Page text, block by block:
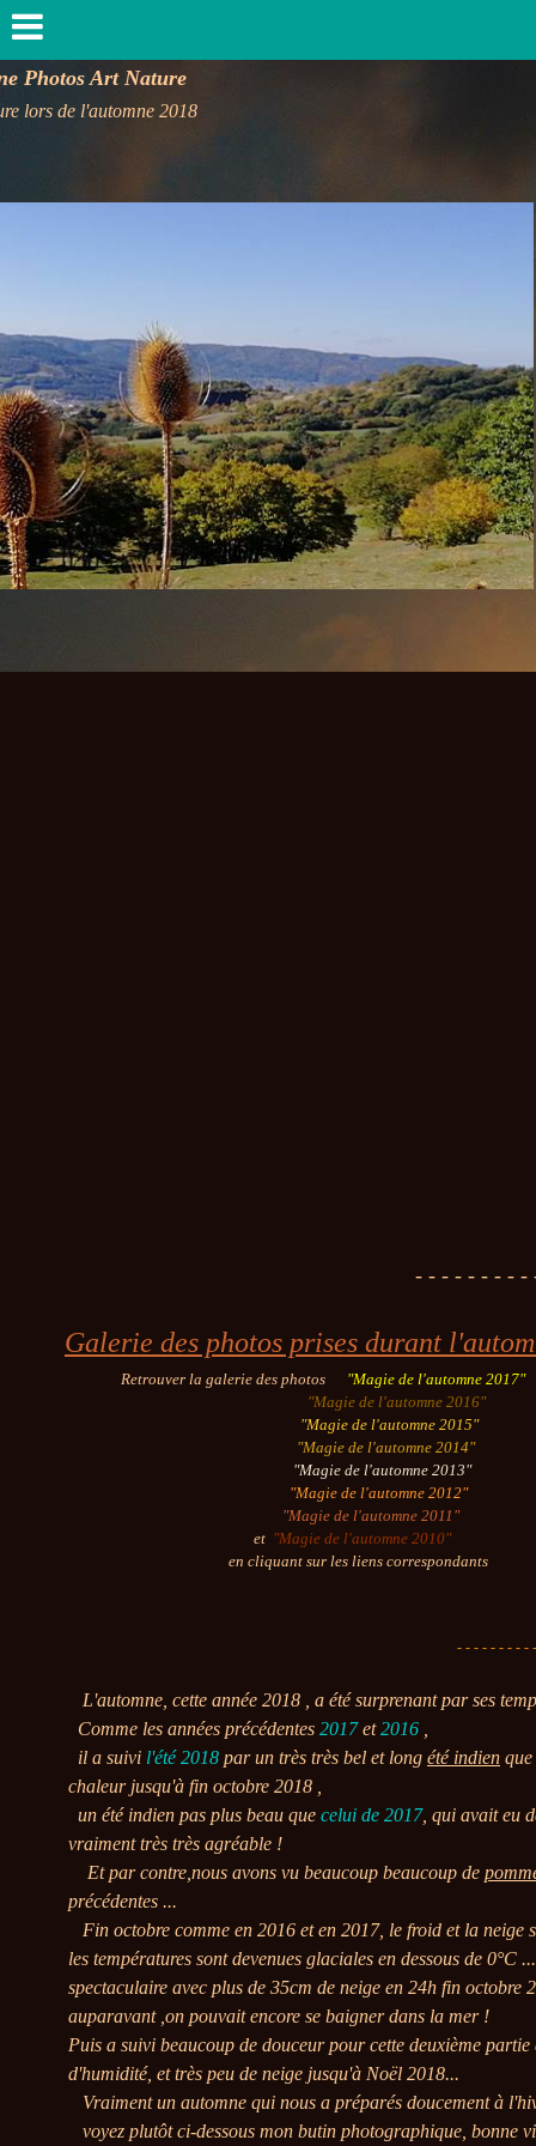
Photos Art Nature
lors de l'automne 2018
- - - - - - - - -
Galerie des photos prises durant
Retrouver la galerie des photos
"Magie de l'automne 2017"
"Magie de l'automne 2016"
"Magie de l'automne 2015"
"Magie de l'automne 2014"
"Magie de l'automne 2013"
"Magie de l'automne 2012"
"Magie de l'automne 2011"
et "Magie de l'automne 2010"
en cliquant sur les liens correspondants
- - - - - - - - - -
L'automne, cette année 2018 , a été surprenant par ses
Comme les années précédentes 2017et2016
il a suivi l'été 2018 par un très très bel et long été indien
chaleur jusqu'à fin octobre 2018 ,
un été indien pas plus beau que celui de 2017, qui avait eu
vraiment très très agréable !
Et par contre,nous avons vu beaucoup beaucoup de
précédentes ...
Fin octobre comme en 2016 et en 2017, le froid et la neige
les températures sont devenues glaciales en dessous de
spectaculaire avec plus de 35cm de neige en 24h fin
auparavant ,on pouvait encore se baigner dans la mer !
Puis a suivi beaucoup de douceur pour cette deuxième
d'humidité, et très peu de neige jusqu'à Noël 2018...
Vraiment un automne qui nous a préparés doucement à
voyez plutôt ci-dessous mon butin photographique, bonne